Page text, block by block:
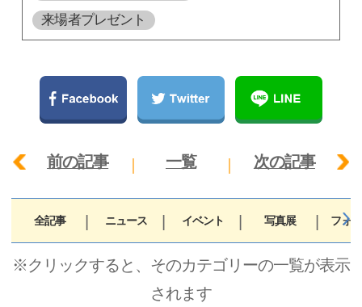
来場者プレゼント
前の記事 一覧 次の記事
全記事 ニュース イベント 写真展 フォ
※クリックすると、そのカテゴリーの一覧が表示
されます